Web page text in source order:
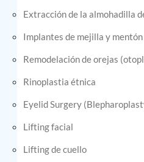
Extracción de la almohadilla
Implantes de mejilla y mentón
Remodelación de orejas
Rinoplastia étnica
Eyelid Surgery
Lifting facial
Lifting de cuello